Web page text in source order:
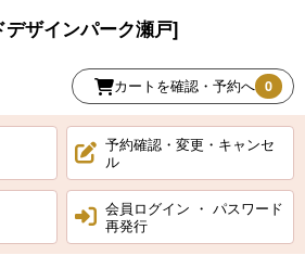
デザインパーク瀬戸]
カートを確認・予約へ 0
予約確認・変更・キャンセ
ル
会員ログイン ・ パスワード
再発行